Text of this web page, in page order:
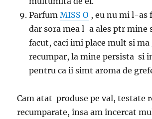
ParfumMISS O , eu nu mi l-as
dar sora mea l-a ales ptr mine
facut, caci imi place mult si ma
recumpar, la mine persista si
pentru ca ii simt aroma de
Cam atat produse pe val, testate
recumparate, insa am incercat